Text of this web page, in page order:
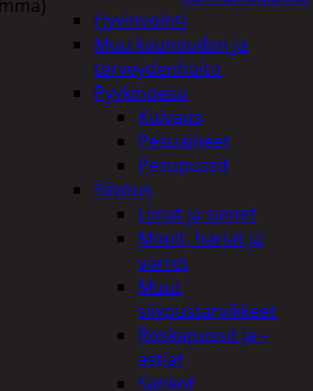
Hyvinvointi
Muu kauneuden ja
terveydenhoito
Pyykinpesu
Kuivaus
Pesuaineet
Pesupussit
Siivous
Liinat ja sienet
Mopit, harjat ja
varret
Muut
siivoustarvikkeet
Roskapussit ja -
astiat
Sankot